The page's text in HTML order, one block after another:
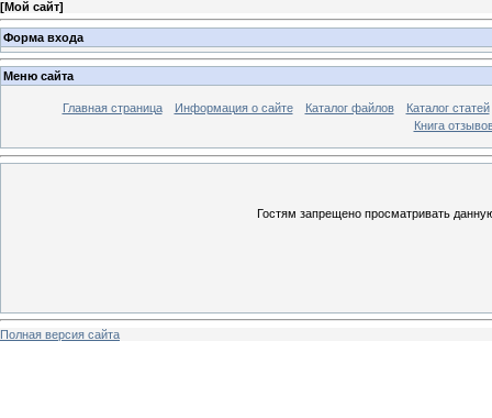
[Мой сайт]
Форма входа
Меню сайта
Главная страница Информация о сайте Каталог файлов
Каталог статей
Книга
Гостям запрещено просматривать
Полная версия сайта